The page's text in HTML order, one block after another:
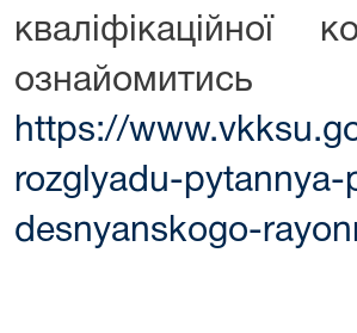
кваліфікаційної
https://
rozglyadu-
desnyanskogo-